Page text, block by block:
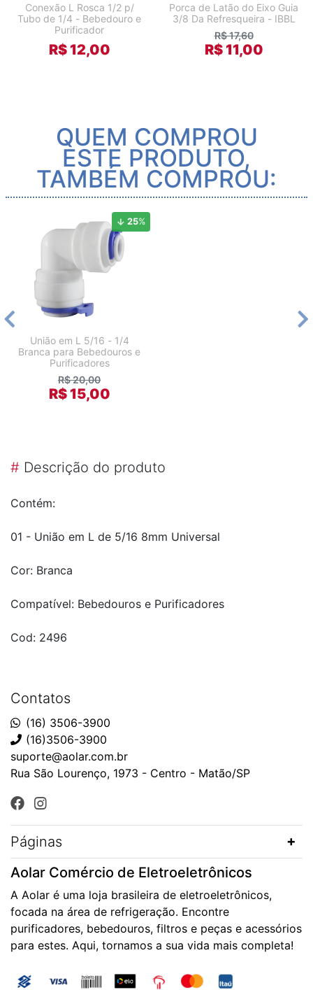
Conexão L Rosca 1/2 p/
Tubo de 1/4 - Bebedouro e
Purificador
R$ 12,00
Porca de Latão do Eixo Guia
3/8 Da Refresqueira - IBBL
R$ 17,60
R$ 11,00
QUEM COMPROU
ESTE PRODUTO,
TAMBÉM COMPROU:
25%
União em L 5/16 - 1/4
Branca para Bebedouros e
Purificadores
R$ 20,00
R$ 15,00
# Descrição do produto
Contém:
01 - União em L de 5/16 8mm Universal
Cor: Branca
Compatível: Bebedouros e Purificadores
Cod: 2496
Contatos
(16) 3506-3900
(16)3506-3900
suporte@aolar.com.br
Rua São Lourenço, 1973 - Centro - Matão/SP
Páginas
Aolar Comércio de Eletroeletrônicos
A Aolar é uma loja brasileira de eletroeletrônicos,
focada na área de refrigeração. Encontre
purificadores, bebedouros, filtros e peças e acessórios
para estes. Aqui, tornamos a sua vida mais completa!